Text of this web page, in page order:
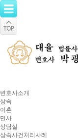
변호사소개
상속
이혼
민사
상담실
상속사건처리사례